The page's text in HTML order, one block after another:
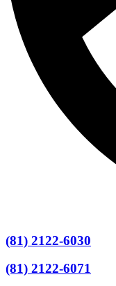
(81) 2122-6030
(81) 2122-6071